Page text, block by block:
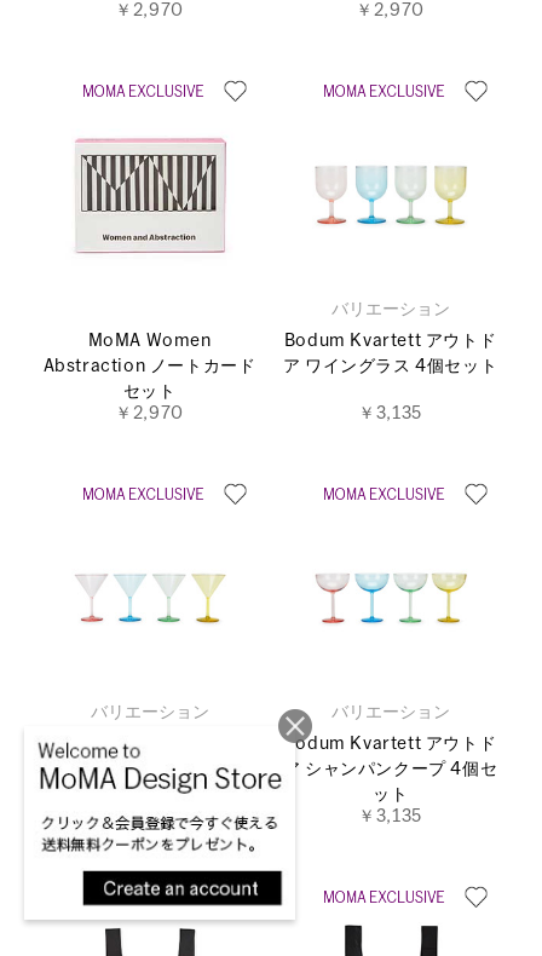
￥2,970
￥2,970
MoMA Women
Abstraction ノートカード
セット
￥2,970
バリエーション
Bodum Kvartett アウトド
ア ワイングラス 4個セット
￥3,135
バリエーション
Bodum Kvartett アウトド
ア マティーニグラス 4個セ
￥3,135
バリエーション
Bodum Kvartett アウトド
ア シャンパンクープ 4個セ
ット
￥3,135